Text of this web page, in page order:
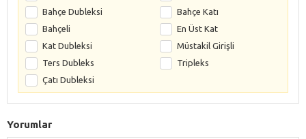
Bahçe Dubleksi
Bahçe Katı
Bahçeli
En Üst Kat
Kat Dubleksi
Müstakil Girişli
Ters Dubleks
Tripleks
Çatı Dubleksi
Yorumlar